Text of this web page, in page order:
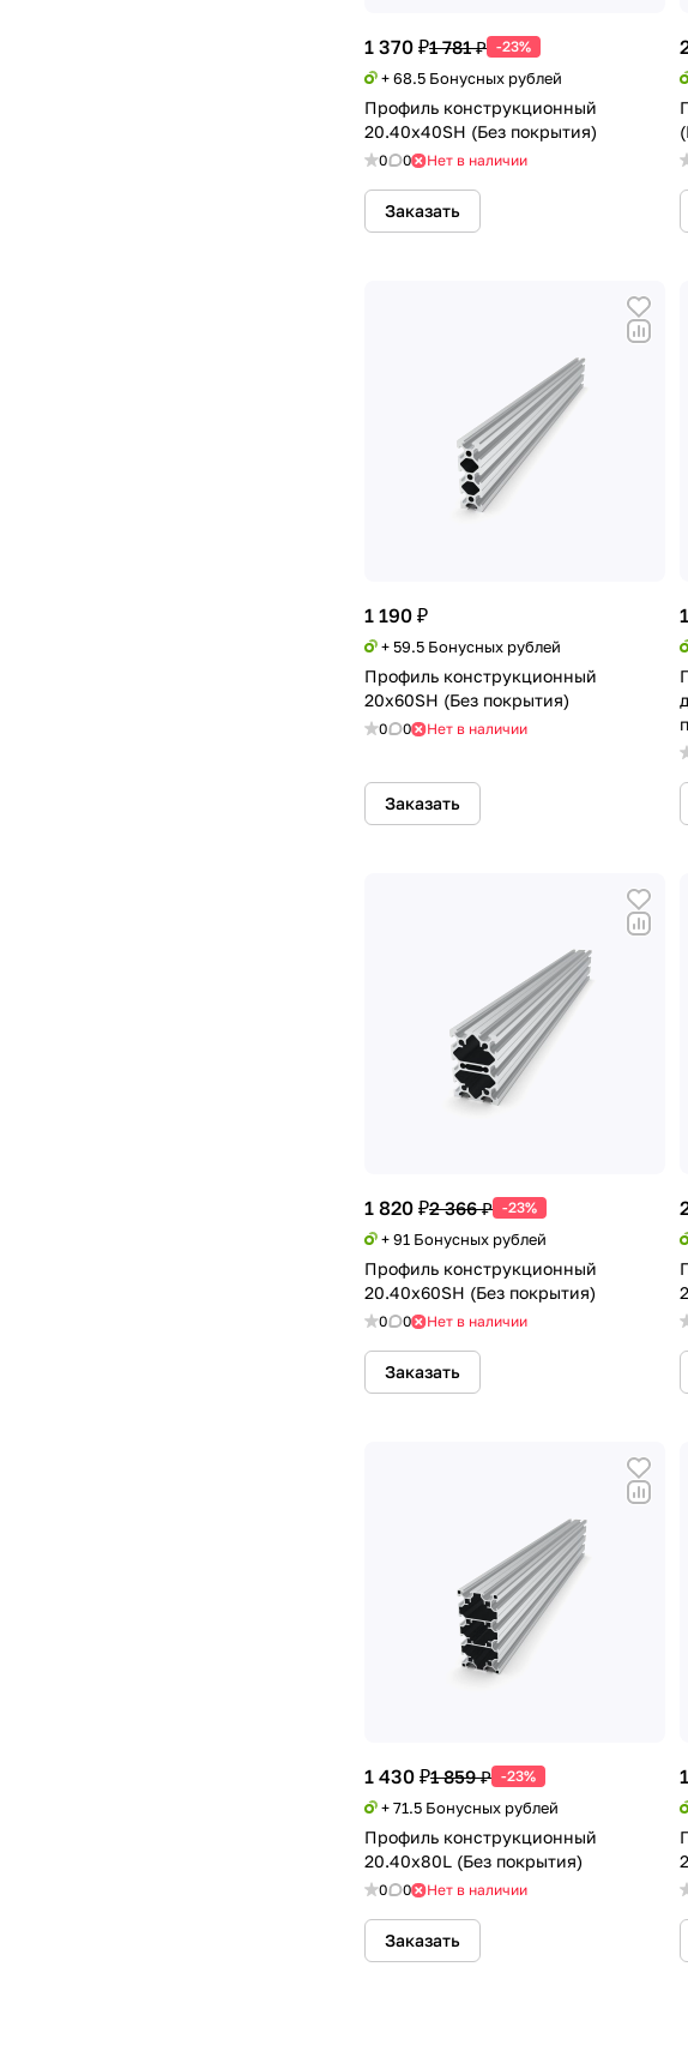
1 370 ₽1 781 ₽ -23%
+ 68.5 Бонусных рублей
Профиль конструкционный
20.40х40SH (Без покрытия)
0 0 Нет в наличии
Заказать
1 190 ₽
+ 59.5 Бонусных рублей
Профиль конструкционный
20х60SH (Без покрытия)
0 0 Нет в наличии
Заказать
1 820 ₽2 366 ₽ -23%
+ 91 Бонусных рублей
Профиль конструкционный
20.40х60SH (Без покрытия)
0 0 Нет в наличии
Заказать
1 430 ₽1 859 ₽ -23%
+ 71.5 Бонусных рублей
Профиль конструкционный
20.40х80L (Без покрытия)
0 0 Нет в наличии
Заказать